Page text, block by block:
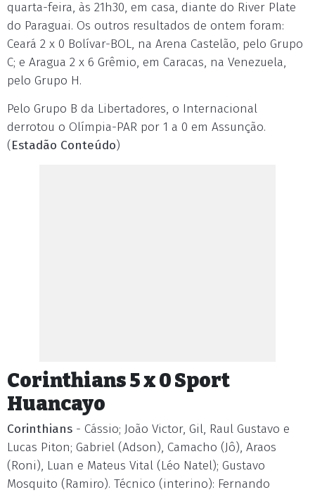
quarta-feira, às 21h30, em casa, diante do River Plate
do Paraguai. Os outros resultados de ontem foram:
Ceará 2 x 0 Bolívar-BOL, na Arena Castelão, pelo Grupo
C; e Aragua 2 x 6 Grêmio, em Caracas, na Venezuela,
pelo Grupo H.
Pelo Grupo B da Libertadores, o Internacional
derrotou o Olímpia-PAR por 1 a 0 em Assunção.
(Estadão Conteúdo)
Corinthians 5 x 0 Sport
Huancayo
Corinthians - Cássio; João Victor, Gil, Raul Gustavo e
Lucas Piton; Gabriel (Adson), Camacho (Jô), Araos
(Roni), Luan e Mateus Vital (Léo Natel); Gustavo
Mosquito (Ramiro). Técnico (interino): Fernando